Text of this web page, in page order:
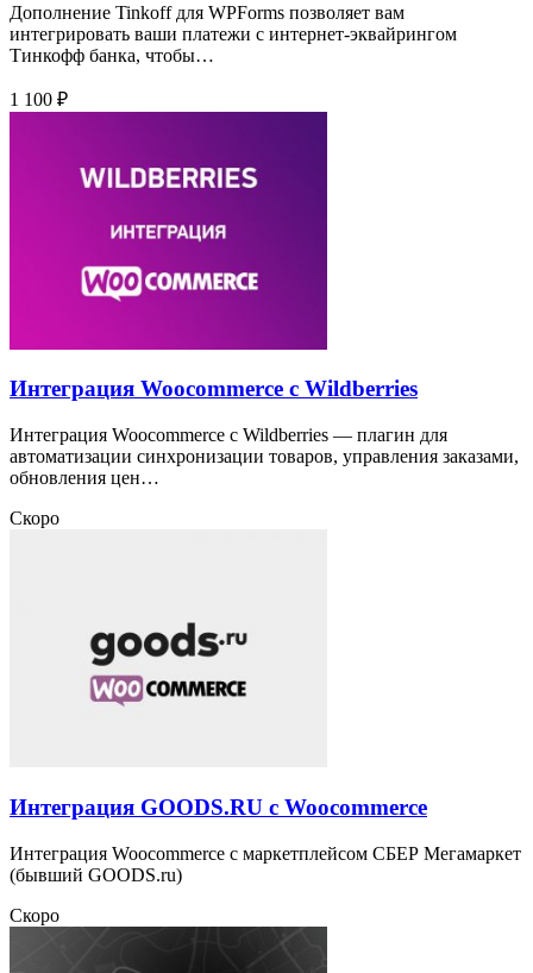
Дополнение Tinkoff для WPForms позволяет вам
интегрировать ваши платежи с интернет-эквайрингом
Тинкофф банка, чтобы…
1 100 ₽
Интеграция Woocommerce с Wildberries
Интеграция Woocommerce с Wildberries — плагин для
автоматизации синхронизации товаров, управления заказами,
обновления цен…
Скоро
Интеграция GOODS.RU с Woocommerce
Интеграция Woocommerce с маркетплейсом СБЕР Мегамаркет
(бывший GOODS.ru)
Скоро